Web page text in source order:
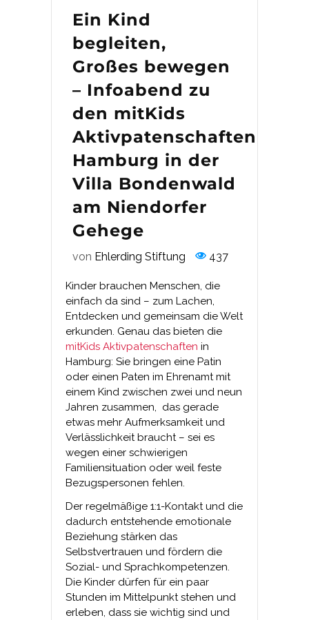
Ein Kind
begleiten,
Großes bewegen
– Infoabend zu
den mitKids
Aktivpatenschaften
Hamburg in der
Villa Bondenwald
am Niendorfer
Gehege
von Ehlerding Stiftung 437
Kinder brauchen Menschen, die
einfach da sind – zum Lachen,
Entdecken und gemeinsam die Welt
erkunden. Genau das bieten die
mitKids Aktivpatenschaften in
Hamburg: Sie bringen eine Patin
oder einen Paten im Ehrenamt mit
einem Kind zwischen zwei und neun
Jahren zusammen, das gerade
etwas mehr Aufmerksamkeit und
Verlässlichkeit braucht – sei es
wegen einer schwierigen
Familiensituation oder weil feste
Bezugspersonen fehlen.
Der regelmäßige 1:1-Kontakt und die
dadurch entstehende emotionale
Beziehung stärken das
Selbstvertrauen und fördern die
Sozial- und Sprachkompetenzen.
Die Kinder dürfen für ein paar
Stunden im Mittelpunkt stehen und
erleben, dass sie wichtig sind und